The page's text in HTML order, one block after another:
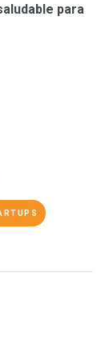
para